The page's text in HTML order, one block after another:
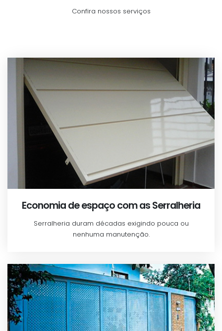
Confira nossos serviços
Economia de espaço com as Serralheria
Serralheria duram décadas exigindo pouca ou
nenhuma manutenção.